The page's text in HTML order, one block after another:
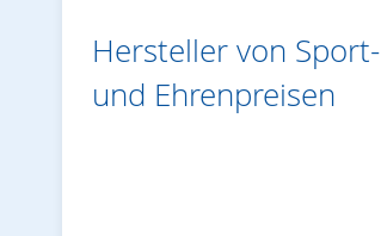
Hersteller von Sport-
und Ehrenpreisen